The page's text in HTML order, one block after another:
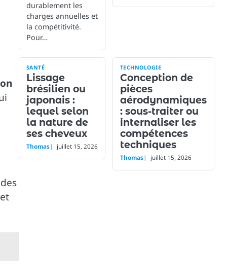
durablement les
charges annuelles et
la compétitivité.
Pour…
SANTÉ
Lissage
brésilien ou
japonais :
lequel selon
la nature de
ses cheveux
Thomas juillet 15, 2026
TECHNOLOGIE
Conception de
pièces
aérodynamiques
: sous-traiter ou
internaliser les
compétences
techniques
Thomas juillet 15, 2026